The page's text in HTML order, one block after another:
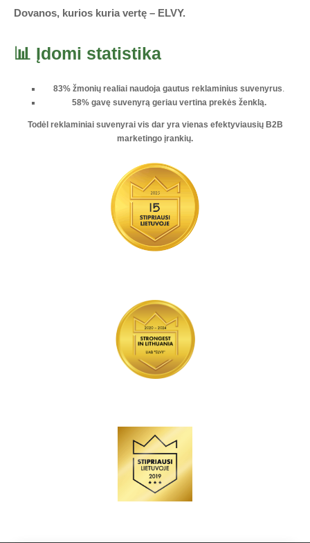
Dovanos, kurios kuria vertę – ELVY.
📊 Įdomi statistika
83% žmonių realiai naudoja gautus reklaminius suvenyrus
58% gavę suvenyrą geriau vertina prekės ženklą.
Todėl reklaminiai suvenyrai vis dar yra vienas efektyviausių B2B
marketingo įrankių.